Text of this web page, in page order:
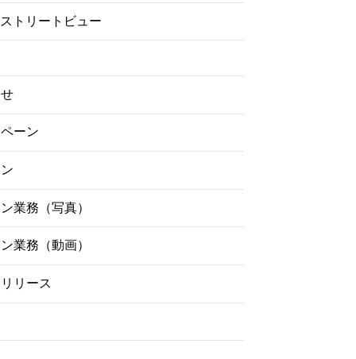
トリートビュー
ーン
業務（写真）
業務（動画）
リース